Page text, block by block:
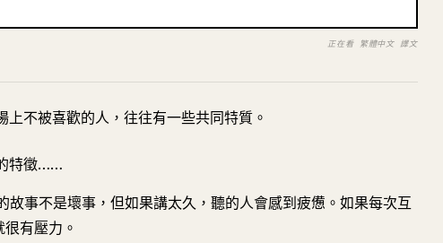
正在看 繁體中文 譯文
不被喜歡的人，往往有一些共同特質。
特徵……
故事不是壞事，但如果講太久，聽的人會感到疲憊。如果每次互
有壓力。